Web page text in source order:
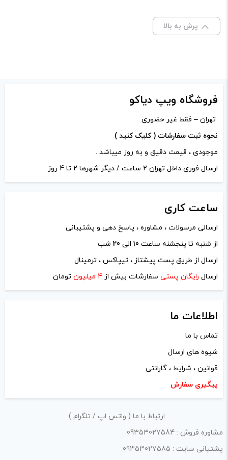
برای فعال شدن سبد خرید و نمایش قیمت ، گزینه های محصول را
افزودن به سبد خرید
پرش به بالا
فروشگاه ویپ دیاکو
تهران – فقط غیر حضوری
نحوه ثبت سفارشات ( کلیک کنید )
موجودی ، قیمت دقیق و به روز میباشد .
ارسال فوری داخل تهران 2 ساعت / دیگر شهرها 2 تا 4 روز
ساعت کاری
ارسالی مرسولات ، مشاوره ، پاسخ دهی و پشتیبانی
از شنبه تا پنجشنه ساعت 10 الی 20 شب
ارسال از طریق پست پیشتاز ، تیپاکس ، ترمینال
ارسال رایگان پستی سفارشات بیش از 4 میلیون تومان
اطلاعات ما
تماس با ما
شیوه های ارسال
قوانین ، شرایط ، گارانتی
پیگیری سفارش
ارتباط با ما ( واتس اپ / تلگرام ) :
مشاوره فروش : 09353027584
پشتیانی سایت : 09353027585